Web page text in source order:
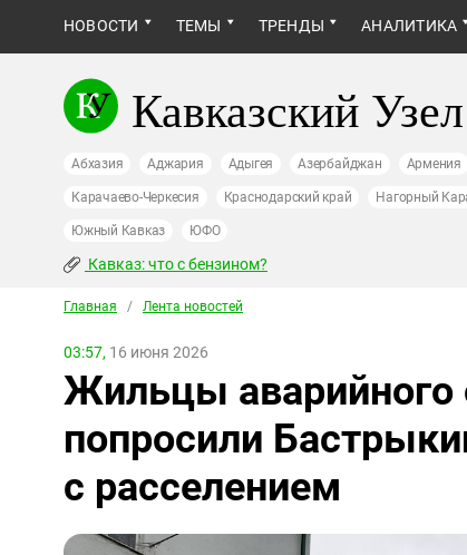
НОВОСТИ ТЕМЫ ТРЕНДЫ АНАЛИТИКА
Кавказский Узел
Абхазия Аджария Адыгея Азербайджан Армения
Карачаево-Черкесия Краснодарский край Нагорный
Южный Кавказ ЮФО
Кавказ: что с бензином?
Главная / Лента новостей
03:57, 16 июня 2026
Жильцы
попросили
с расселением